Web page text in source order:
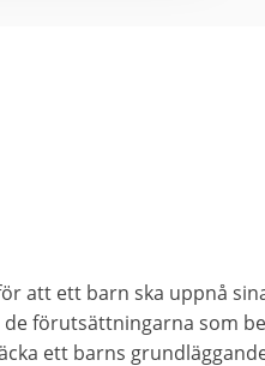
att ett barn ska uppnå
förutsättningarna som
ett barns